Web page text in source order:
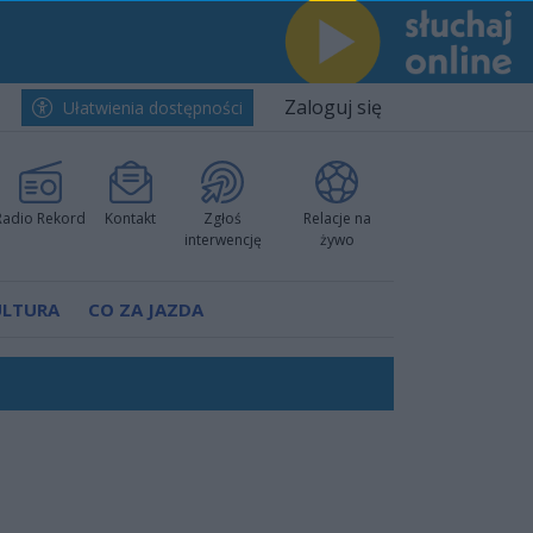
Ułatwienia dostępności Zaloguj się
Rekord Kontakt
Zgłoś
interwencję
Relacje na
żywo
CO ZA JAZDA